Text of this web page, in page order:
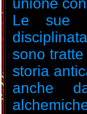
unione
Le sue
sono
storia
anche